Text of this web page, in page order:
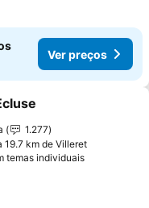
Ver preços
aos favoritos
1.277
19.7 km de Villeret
temas individuais